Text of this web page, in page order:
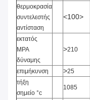
θερμοκρασία
συντελεστής
αντίσταση
<100>
εκτατός
MPA
δύναμης
>210
επιμήκυνση >25
τήξη
σημείο °c
1085